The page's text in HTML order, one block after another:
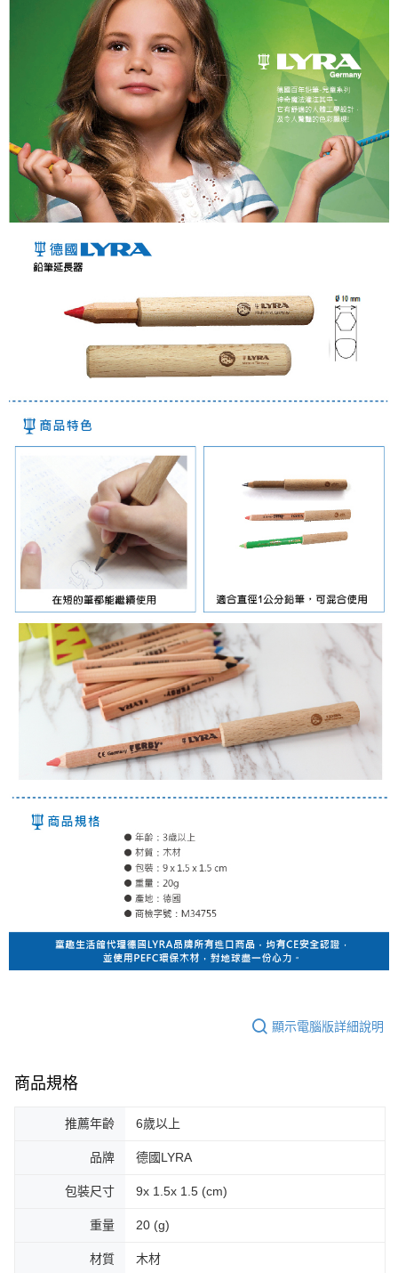
顯示電腦版詳細說明
商品規格
推薦年齡 6歲以上
品牌 德國LYRA
包裝尺寸 9x 1.5x 1.5 (cm)
重量 20 (g)
材質 木材